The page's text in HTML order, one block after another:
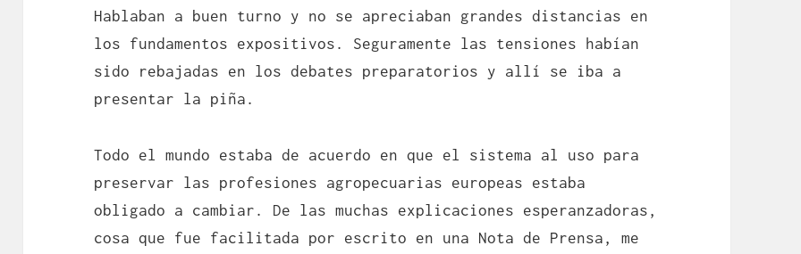
Hablaban a buen turno y no se apreciaban grandes distancias en
los fundamentos expositivos. Seguramente las tensiones habían
sido rebajadas en los debates preparatorios y allí se iba a
presentar la piña.
Todo el mundo estaba de acuerdo en que el sistema al uso para
preservar las profesiones agropecuarias europeas estaba
obligado a cambiar. De las muchas explicaciones esperanzadoras,
cosa que fue facilitada por escrito en una Nota de Prensa, me